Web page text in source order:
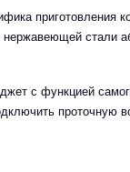
приготовления
стали
с функцией
проточную